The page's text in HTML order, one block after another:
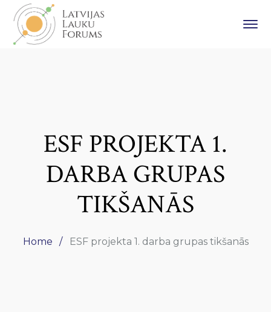
ESF PROJEKTA 1.
DARBA GRUPAS
TIKŠANĀS
Home ESF projekta 1. darba grupas tikšanās